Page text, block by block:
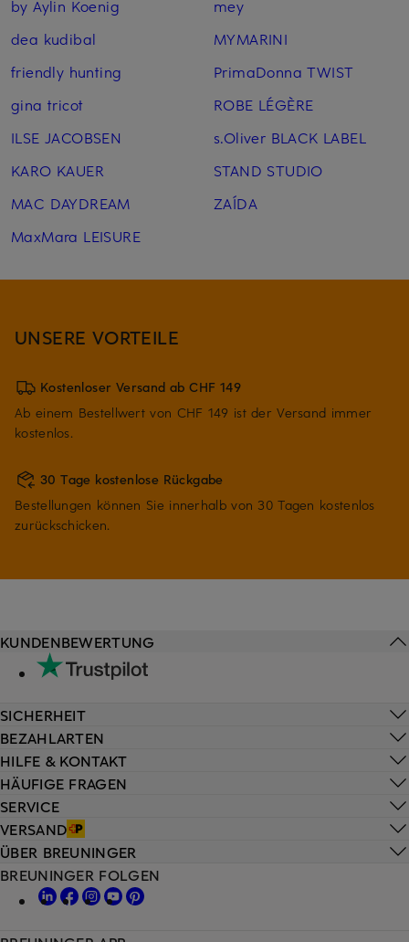
by Aylin Koenig
dea kudibal
friendly hunting
gina tricot
ILSE JACOBSEN
KARO KAUER
MAC DAYDREAM
MaxMara LEISURE
mey
MYMARINI
PrimaDonna TWIST
ROBE LÉGÈRE
s.Oliver BLACK LABEL
STAND STUDIO
ZAÍDA
UNSERE VORTEILE
Kostenloser Versand ab CHF 149
Ab einem Bestellwert von CHF 149 ist der Versand immer
kostenlos.
30 Tage kostenlose Rückgabe
Bestellungen können Sie innerhalb von 30 Tagen kostenlos
zurückschicken.
HILFE & KONTAKT
HÄUFIGE FRAGEN
SERVICE
VERSAND
KUNDENBEWERTUNG
SICHERHEIT
BEZAHLARTEN
ÜBER BREUNINGER
BREUNINGER FOLGEN